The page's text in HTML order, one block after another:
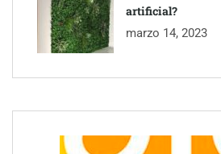
artificial?
marzo 14, 2023